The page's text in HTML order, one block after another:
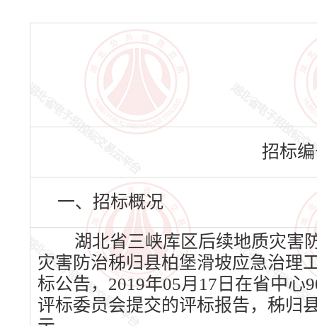
招标编
一、招标概况
湖北省三峡库区后续地质灾害
灾害防治秭归县柏堡滑坡应急治理
标公告，2019年05月17日在省中心
评标委员会提交的评标报告，秭归